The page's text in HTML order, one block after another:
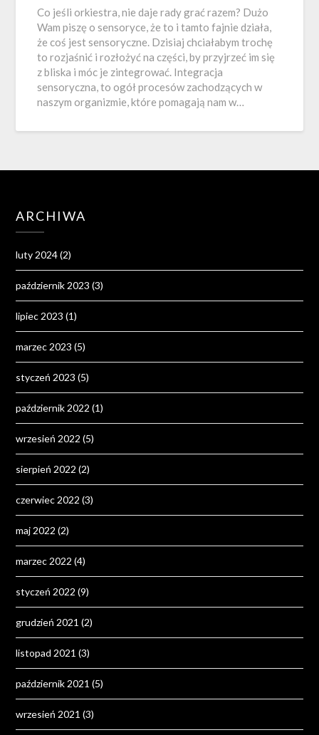
Co jeśli orkiestra, nie daje rady grać razem? Dużo
Wam piszę o sensoryce, że to i tamto fajnie działa,
że coś jest sensoryczne. Dzisiaj chciałabym trochę
to rozjaśnić i rozłożyć na części, by przyjrzeć im się
z bliska i móc je zintegrować. Integracja
sensoryczna, to ogół procesów zachodzących w
naszym organizmie, które pomagają nam w…
ARCHIWA
luty 2024(2)
październik 2023 (3)
lipiec 2023 (1)
marzec 2023 (5)
styczeń 2023 (5)
październik 2022 (1)
wrzesień 2022 (5)
sierpień 2022 (2)
czerwiec 2022 (3)
maj 2022 (2)
marzec 2022 (4)
styczeń 2022 (9)
grudzień 2021 (2)
listopad 2021 (3)
październik 2021 (5)
wrzesień 2021 (3)